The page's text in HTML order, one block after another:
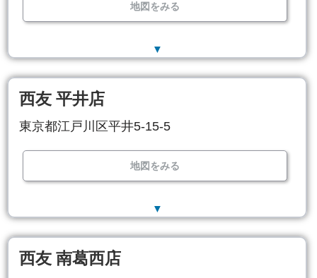
地図をみる
▼
西友 平井店
東京都江戸川区平井5-15-5
地図をみる
▼
西友 南葛西店